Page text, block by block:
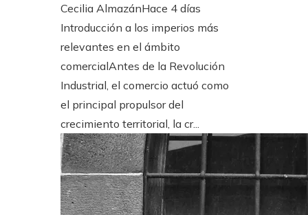
Cecilia AlmazánHace 4 días
Introducción a los imperios más
relevantes en el ámbito
comercialAntes de la Revolución
Industrial, el comercio actuó como
el principal propulsor del
crecimiento territorial, la cr...